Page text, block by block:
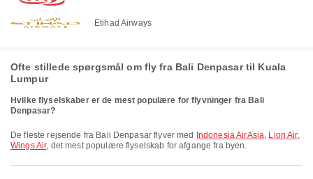
Etihad Airways
Ofte stillede spørgsmål om fly fra Bali Denpasar til Kuala
Lumpur
Hvilke flyselskaber er de mest populære for flyvninger fra Bali
Denpasar?
De fleste rejsende fra Bali Denpasar flyver med Indonesia AirAsia, Lion Air,
Wings Air, det mest populære flyselskab for afgange fra byen.